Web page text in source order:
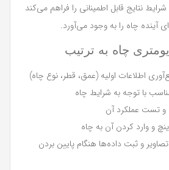
شرایط نتایج قابل اطمینانی را فراهم می‌کند
آینده چاه را به وجود می‌آورد.
چاه به ترتیب
اطلاعات اولیه (عمق، قطر، نوع چاه)
با توجه به شرایط چاه
و تست عملکرد آن
و وارد کردن آن به چاه
و ثبت داده‌ها هنگام پایین بردن